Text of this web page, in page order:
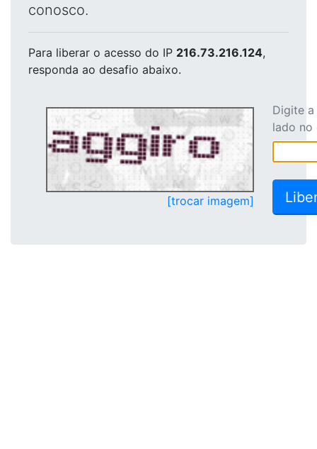
conosco.
Para liberar o acesso do IP 216.73.216.124,
responda ao desafio abaixo.
[trocar imagem]
Digite
lado no